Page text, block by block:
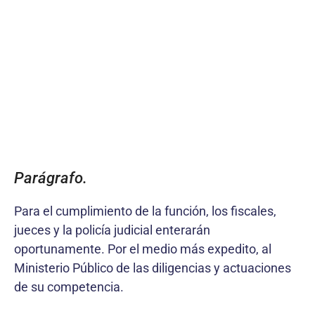
Parágrafo.
Para el cumplimiento de la función, los fiscales,
jueces y la policía judicial enterarán
oportunamente. Por el medio más expedito, al
Ministerio Público de las diligencias y actuaciones
de su competencia.